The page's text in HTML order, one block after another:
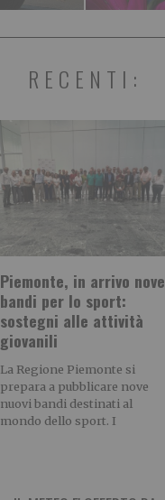
RECENTI:
Piemonte, in arrivo nove
bandi per lo sport:
sostegni alle attività
giovanili
La Regione Piemonte si
prepara a pubblicare nove
nuovi bandi destinati al
mondo dello sport. I